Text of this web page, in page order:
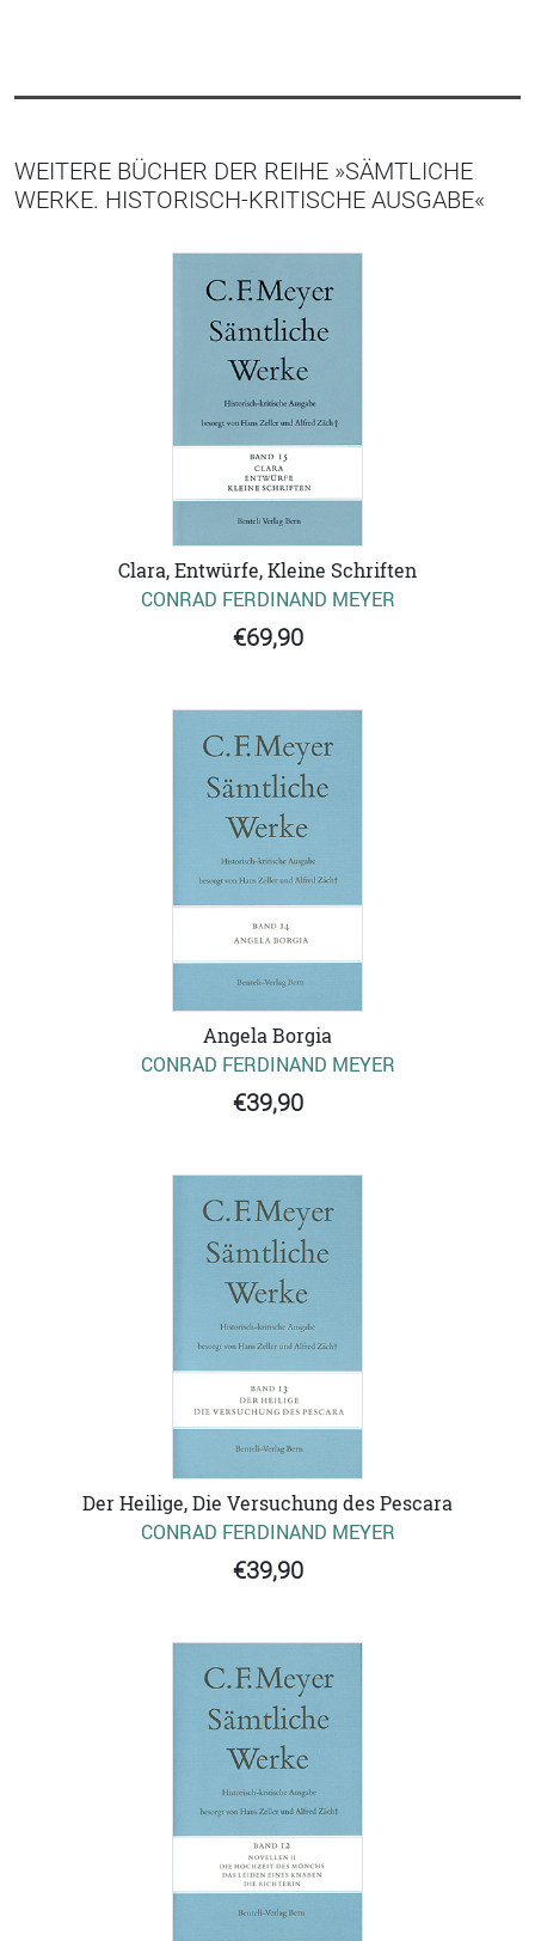
WEITERE BÜCHER DER REIHE »SÄMTLICHE
WERKE. HISTORISCH-KRITISCHE AUSGABE«
Clara, Entwürfe, Kleine Schriften
CONRAD FERDINAND MEYER
€69,90
Angela Borgia
CONRAD FERDINAND MEYER
€39,90
Der Heilige, Die Versuchung des Pescara
CONRAD FERDINAND MEYER
€39,90